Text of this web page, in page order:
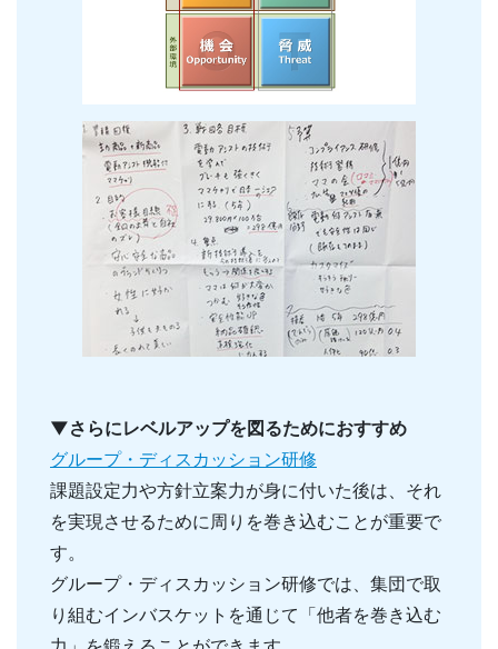
▼さらにレベルアップを図るためにおすすめ
グループ・ディスカッション研修
課題設定力や方針立案力が身に付いた後は、それ
を実現させるために周りを巻き込むことが重要で
す。
グループ・ディスカッション研修では、集団で取
り組むインバスケットを通じて「他者を巻き込む